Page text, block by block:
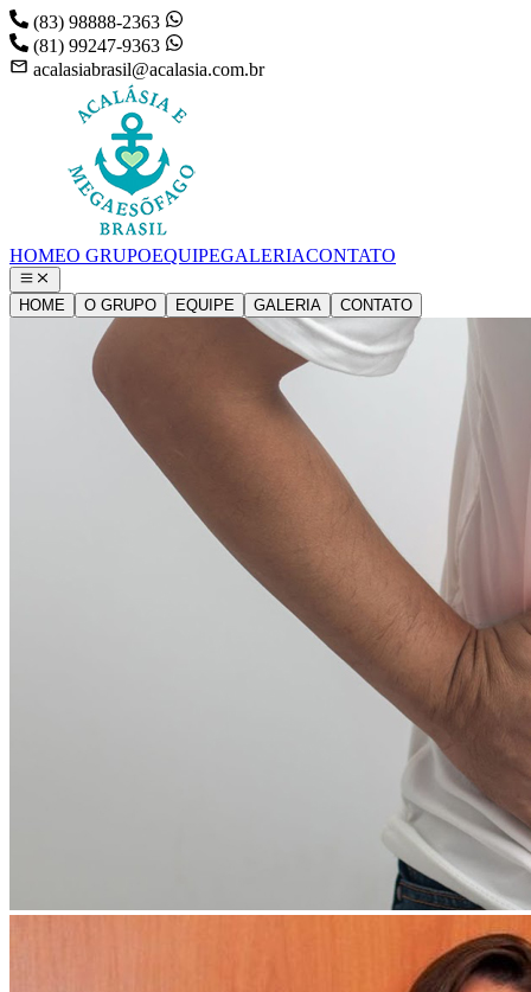
(83) 98888-2363
(81) 99247-9363
acalasiabrasil@acalasia.com.br
HOMEO GRUPOEQUIPEGALERIACONTATO
HOME O GRUPO EQUIPE GALERIA CONTATO